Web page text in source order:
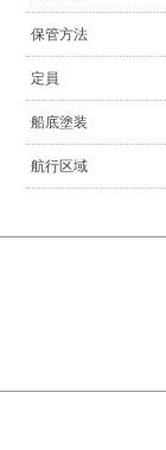
保管方法
定員
船底塗装
航行区域